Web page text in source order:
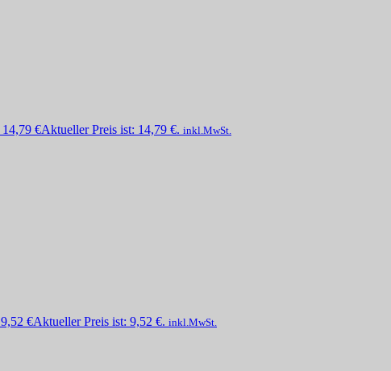
14,79 €Aktueller Preis ist: 14,79 €. inkl.MwSt.
9,52 €Aktueller Preis ist: 9,52 €. inkl.MwSt.